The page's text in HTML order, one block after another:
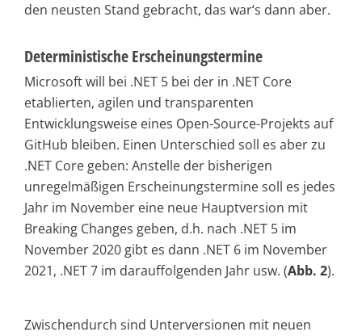
den neusten Stand gebracht, das war‘s dann aber.
Deterministische Erscheinungstermine
Microsoft will bei .NET 5 bei der in .NET Core
etablierten, agilen und transparenten
Entwicklungsweise eines Open-Source-Projekts auf
GitHub bleiben. Einen Unterschied soll es aber zu
.NET Core geben: Anstelle der bisherigen
unregelmäßigen Erscheinungstermine soll es jedes
Jahr im November eine neue Hauptversion mit
Breaking Changes geben, d.h. nach .NET 5 im
November 2020 gibt es dann .NET 6 im November
2021, .NET 7 im darauffolgenden Jahr usw. (Abb. 2).
Zwischendurch sind Unterversionen mit neuen